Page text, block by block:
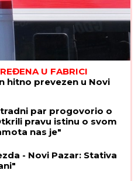
U FABRICI
hitno prevezen u Novi
par progovorio o
pravu istinu o svom
nas je"
- Novi Pazar: Stativa